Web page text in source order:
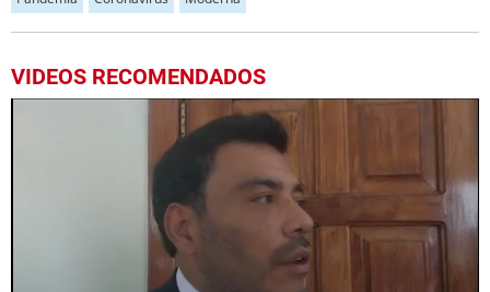
VIDEOS RECOMENDADOS